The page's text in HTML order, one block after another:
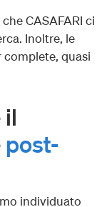
CASAFARI ci
Inoltre, le
quasi
il
post-
individuato